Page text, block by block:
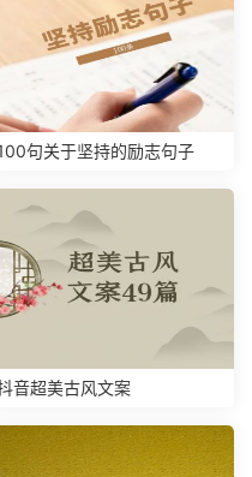
句关于坚持的励志句子
音超美古风文案